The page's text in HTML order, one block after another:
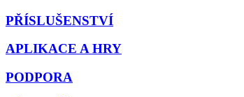
PŘÍSLUŠENSTVÍ
APLIKACE A HRY
PODPORA